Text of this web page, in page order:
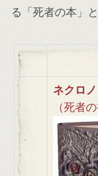
る「死者の本」
ネクロ
（死者の